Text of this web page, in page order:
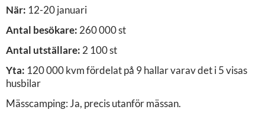
När: 12-20 januari
Antal besökare: 260 000 st
Antal utställare: 2 100 st
Yta: 120 000 kvm fördelat på 9 hallar varav det i 5 visas
husbilar
Mässcamping: Ja, precis utanför mässan.